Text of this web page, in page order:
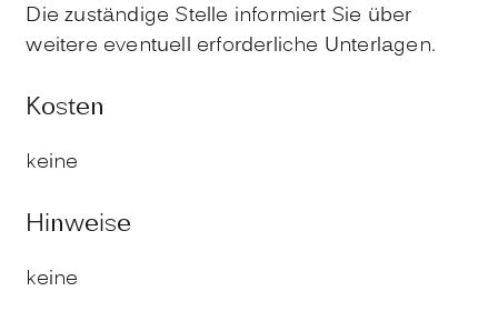
Die zuständige Stelle informiert Sie über
weitere eventuell erforderliche Unterlagen.
Kosten
keine
Hinweise
keine